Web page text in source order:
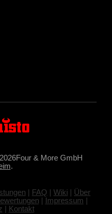
& More GmbH
.
| FAQ | Wiki | Über
| Impressum |
| Kontakt